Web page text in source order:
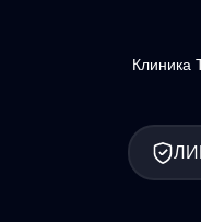
Клиника